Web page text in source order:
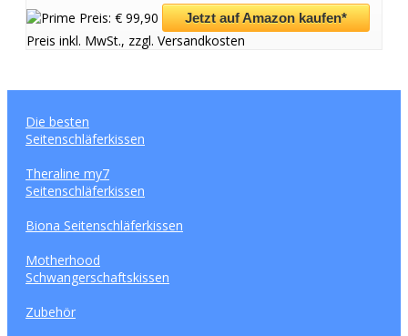
Preis: € 99,90
Jetzt auf Amazon kaufen*
Preis inkl. MwSt., zzgl. Versandkosten
Die besten
Seitenschläferkissen
Theraline my7
Seitenschläferkissen
Biona Seitenschläferkissen
Motherhood
Schwangerschaftskissen
Zubehör